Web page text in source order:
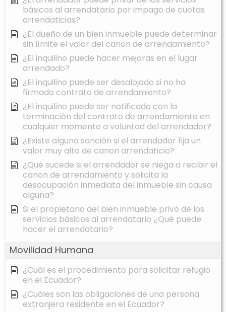
básicos al arrendatario por impago de cuotas
arrendaticias?
¿El dueño de un bien inmueble puede determinar
sin límite el valor del canon de arrendamiento?
¿El inquilino puede hacer mejoras en el lugar
arrendado?
¿El inquilino puede ser desalojado si no ha
firmado contrato de arrendamiento?
¿El inquilino puede ser notificado con la
terminación del contrato de arrendamiento en
cualquier momento a voluntad del arrendador?
¿Existe alguna sanción si el arrendador fija un
valor muy alto de canon arrendaticio?
¿Qué sucede si el arrendador se niega a recibir el
canon de arrendamiento y solicita la
desocupación inmediata del inmueble sin causa
alguna?
Si el propietario del bien inmueble privó de los
servicios básicos al arrendatario ¿Qué puede
hacer el arrendatario?
Movilidad Humana
¿Cuál es el procedimiento para solicitar refugio
en el Ecuador?
¿Cuáles son las obligaciones de una persona
extranjera residente en el Ecuador?